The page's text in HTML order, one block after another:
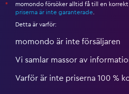
*
momondo försöker alltid få till en
priserna är inte garanterade
Detta är varför:
momondo är inte försäljaren
Vi samlar massor av
Varför är inte priserna 100 %